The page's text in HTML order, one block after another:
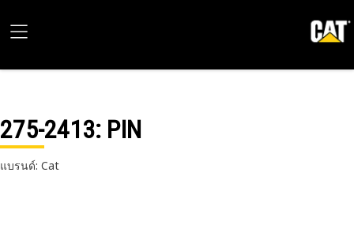
275-2413: PIN
แบรนด์: Cat